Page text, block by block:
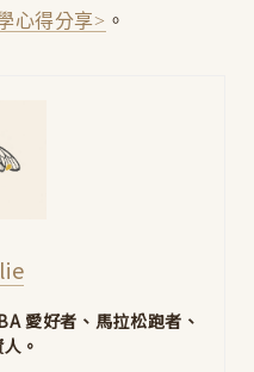
心得分享> 。
愛好者、馬拉松跑者、
。